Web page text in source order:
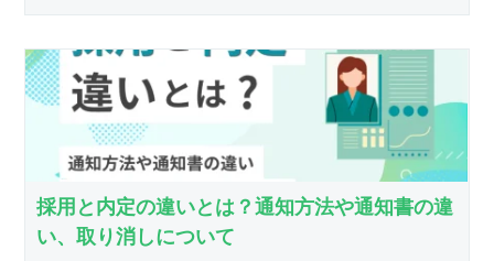
採用と内定の違いとは？通知方法や通知書の違
い、取り消しについて